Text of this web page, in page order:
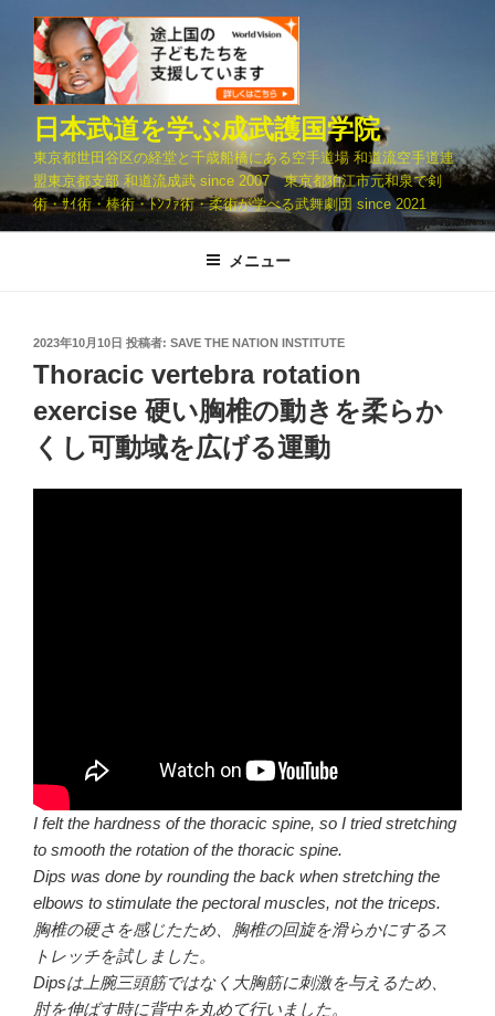
キ
日本武道を学ぶ成武護国学院
東京都世田谷区の経堂と千歳船橋にある空手道場 和道流空手道連
盟東京都支部 和道流成武 since 2007 東京都狛江市元和泉で剣
術・ｻｲ術・棒術・ﾄﾝﾌｧ術・柔術が学べる武舞劇団 since 2021
メニュー
投
稿
日:
2023年10月10日 投稿者: SAVE THE NATION INSTITUTE
Thoracic vertebra rotation
exercise 硬い胸椎の動きを柔らか
くし可動域を広げる運動
I felt the hardness of the thoracic spine, so I tried stretching
to smooth the rotation of the thoracic spine.
Dips was done by rounding the back when stretching the
elbows to stimulate the pectoral muscles, not the triceps.
胸椎の硬さを感じたため、胸椎の回旋を滑らかにするス
トレッチを試しました。
Dipsは上腕三頭筋ではなく大胸筋に刺激を与えるため、
肘を伸ばす時に背中を丸めて行いました。